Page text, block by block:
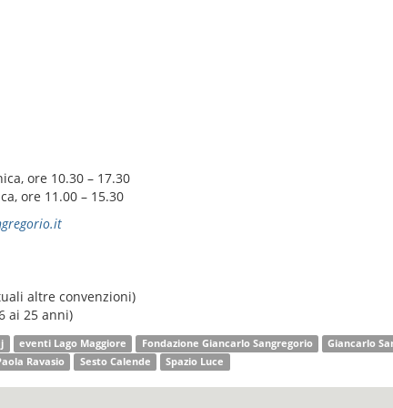
ore 10.30 – 17.30
ore 11.00 – 15.30
altre convenzioni)
ai 25 anni)
eventi Lago Maggiore Fondazione Giancarlo Sangregorio Giancarlo
Ravasio Sesto Calende Spazio Luce